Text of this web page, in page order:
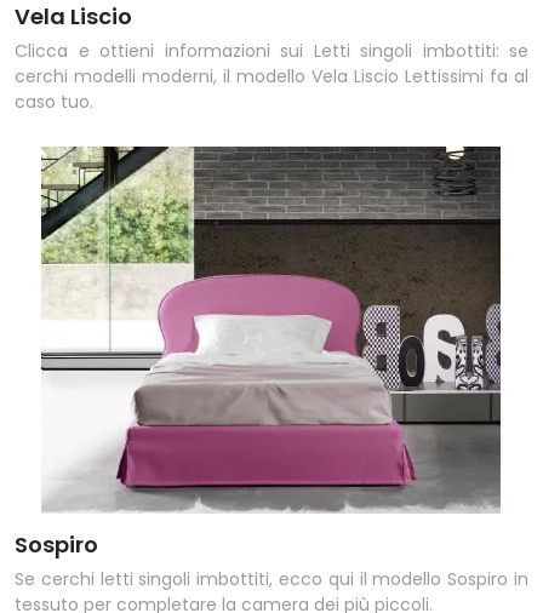
Vela Liscio
Clicca e ottieni informazioni sui Letti singoli imbottiti: se
cerchi modelli moderni, il modello Vela Liscio Lettissimi fa al
caso tuo.
Sospiro
Se cerchi letti singoli imbottiti, ecco qui il modello Sospiro in
tessuto per completare la camera dei più piccoli.